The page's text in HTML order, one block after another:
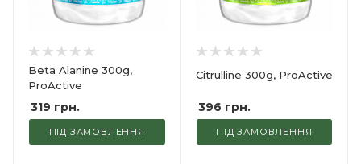
Beta Alanine 300g,
ProActive
319 грн.
ПІД ЗАМОВЛЕННЯ
Citrulline 300g, ProActive
396 грн.
ПІД ЗАМОВЛЕННЯ